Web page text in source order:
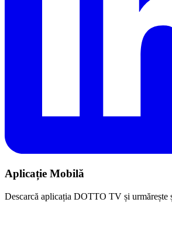
Aplicație Mobilă
Descarcă aplicația DOTTO TV și urmărește